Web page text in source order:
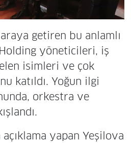
getiren bu anlamlı
yöneticileri, iş
isimleri ve çok
katıldı. Yoğun ilgi
orkestra ve
yapan Yeşilova